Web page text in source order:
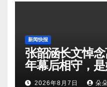
新闻快报
张韶涵长文悼
年幕后相守，
向奔赴
2026年8月7日 朵